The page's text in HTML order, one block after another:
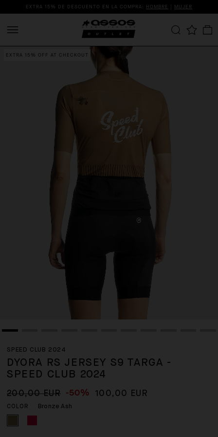
EXTRA 15% DE DESCUENTO EN LA COMPRA: HOMBRE | MUJER
EXTRA 15% OFF AT CHECKOUT
SPEED CLUB 2024
DYORA RS JERSEY S9 TARGA -
SPEED CLUB 2024
200,00 EUR -50% 100,00 EUR
COLOR Bronze Ash